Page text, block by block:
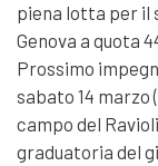
piena lotta per il
Genova a quota
Prossimo
sabato 14 marzo
campo del
graduatoria del